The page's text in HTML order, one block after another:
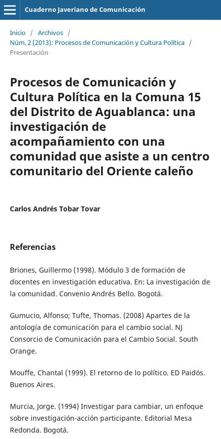
Cuaderno Javeriano de Comunicación
Inicio / Archivos /
Núm. 2 (2013): Procesos de Comunicación y Cultura Política /
Presentación
Procesos de Comunicación y
Cultura Política en la Comuna 15
del Distrito de Aguablanca: una
investigación de
acompañamiento con una
comunidad que asiste a un centro
comunitario del Oriente caleño
Carlos Andrés Tobar Tovar
Referencias
Briones, Guillermo (1998). Módulo 3 de formación de
docentes en investigación educativa. En: La investigación de
la comunidad. Convenio Andrés Bello. Bogotá.
Gumucio, Alfonso; Tufte, Thomas. (2008) Apartes de la
antología de comunicación para el cambio social. NJ
Consorcio de Comunicación para el Cambio Social. South
Orange.
Mouffe, Chantal (1999). El retorno de lo político. ED Paidós.
Buenos Aires.
Murcia, Jorge. (1994) Investigar para cambiar, un enfoque
sobre investigación-acción participante. Editorial Mesa
Redonda. Bogotá.